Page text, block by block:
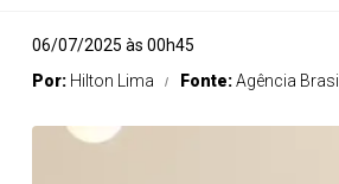
06/07/2025 às 00h45
Por: Hilton Lima Fonte:Agência Brasil